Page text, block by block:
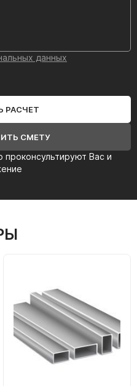
Вас и
данных
РАСЧЕТ
СМЕТУ